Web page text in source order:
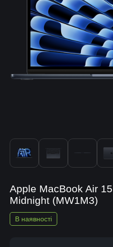
Apple MacBook Air
Midnight (MW1M3)
В наявності